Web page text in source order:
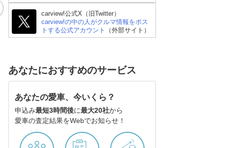
carview!公式X（旧Twitter）
carview!の中の人がクルマ情報をポス
トする公式アカウント
（外部サイト）
あなたにおすすめのサービス
あなたの愛車、今いくら？
申込み最短3時間後に最大20社から
愛車の査定結果をWebでお知らせ！